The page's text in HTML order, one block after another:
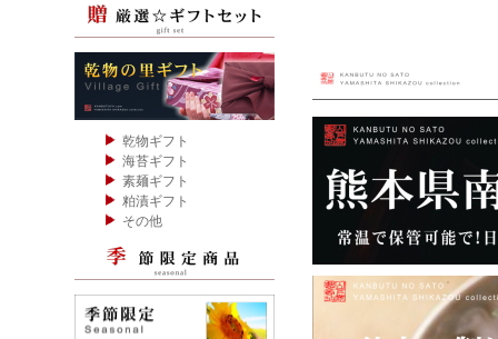
乾物ギフト
海苔ギフト
素麺ギフト
粕漬ギフト
その他